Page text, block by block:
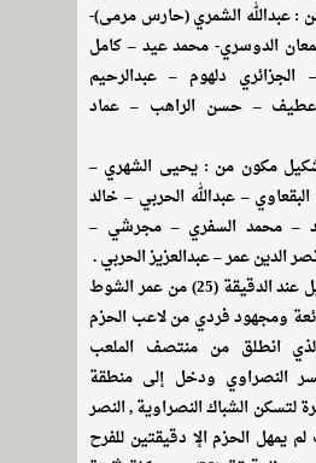
: عبدالله الشمري (حارس مرمى)-
الدوسري- محمد عيد – كامل
الجزائري دلهوم – عبدالرحيم
عطيف – حسن الراهب – عماد
مكون من : يحيى الشهري –
– عبدالله الحربي – خالد
– محمد السفري – مجرشي –
الدين عمر – عبدالعزيز الحربي .
الحزم أفتتح التسجيل عند الدقيقة (25) من عمر الشوط
ومجهود فردي من لاعب الحزم
الذي انطلق من منتصف الملعب
النصراوي ودخل إلى منطقة
لتسكن الشباك النصراوية , النصر
يمهل الحزم الإ دقيقتين للفرح